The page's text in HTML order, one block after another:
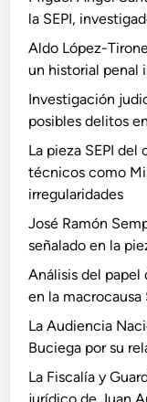
la SEPI,
Aldo López-
un historial penal
Investigación
posibles delitos
La pieza SEPI
técnicos como
irregularidades
José Ramón
señalado en la
Análisis del papel
en la macrocausa
La Audiencia
Buciega por su
La Fiscalía y